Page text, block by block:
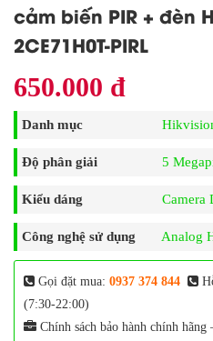
cảm biến PIR + đèn
2CE71H0T-PIRL
650.000 đ
Danh mục
Độ phân giải 5
Kiểu dáng Camera
Công nghệ sử dụng Analog
Gọi đặt mua: 0937 374 844
(7:30-22:00)
Chính sách bảo hành chính hãng